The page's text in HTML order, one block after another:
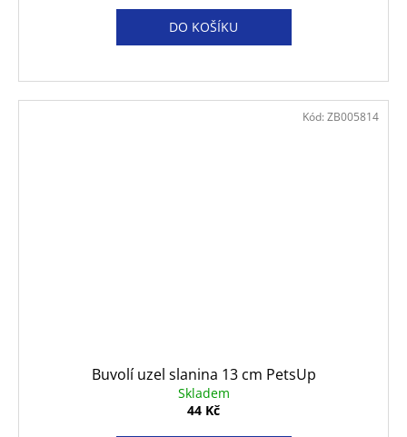
DO KOŠÍKU
Buvolí uzel slanina 13 cm PetsUp
Skladem
44 Kč
Kód: ZB005814